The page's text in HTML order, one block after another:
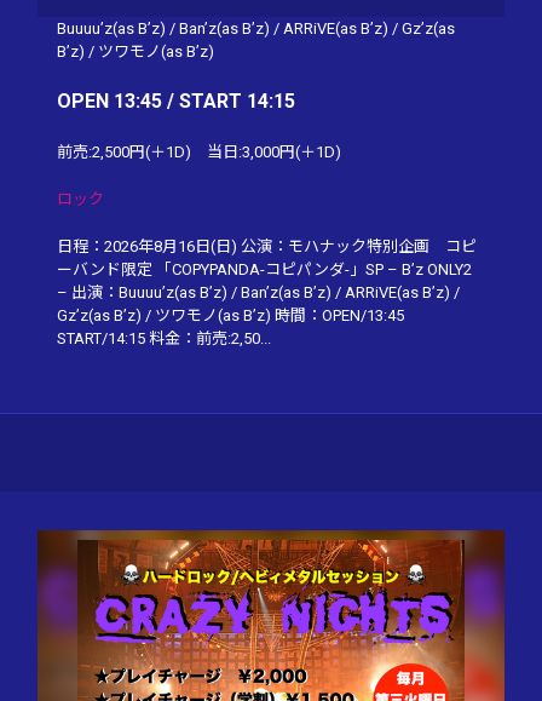
Buuuu’z(as B’z) / Ban’z(as B’z) / ARRiVE(as B’z) / Gz’z(as
B’z) / ツワモノ(as B’z)
OPEN 13:45 / START 14:15
前売:2,500円(＋1D) 当日:3,000円(＋1D)
ロック
日程：2026年8月16日(日) 公演：モハナック特別企画 コピ
ーバンド限定 「COPYPANDA-コピパンダ-」SP – B’z ONLY2
– 出演：Buuuu’z(as B’z) / Ban’z(as B’z) / ARRiVE(as B’z) /
Gz’z(as B’z) / ツワモノ(as B’z) 時間：OPEN/13:45
START/14:15 料金：前売:2,50...